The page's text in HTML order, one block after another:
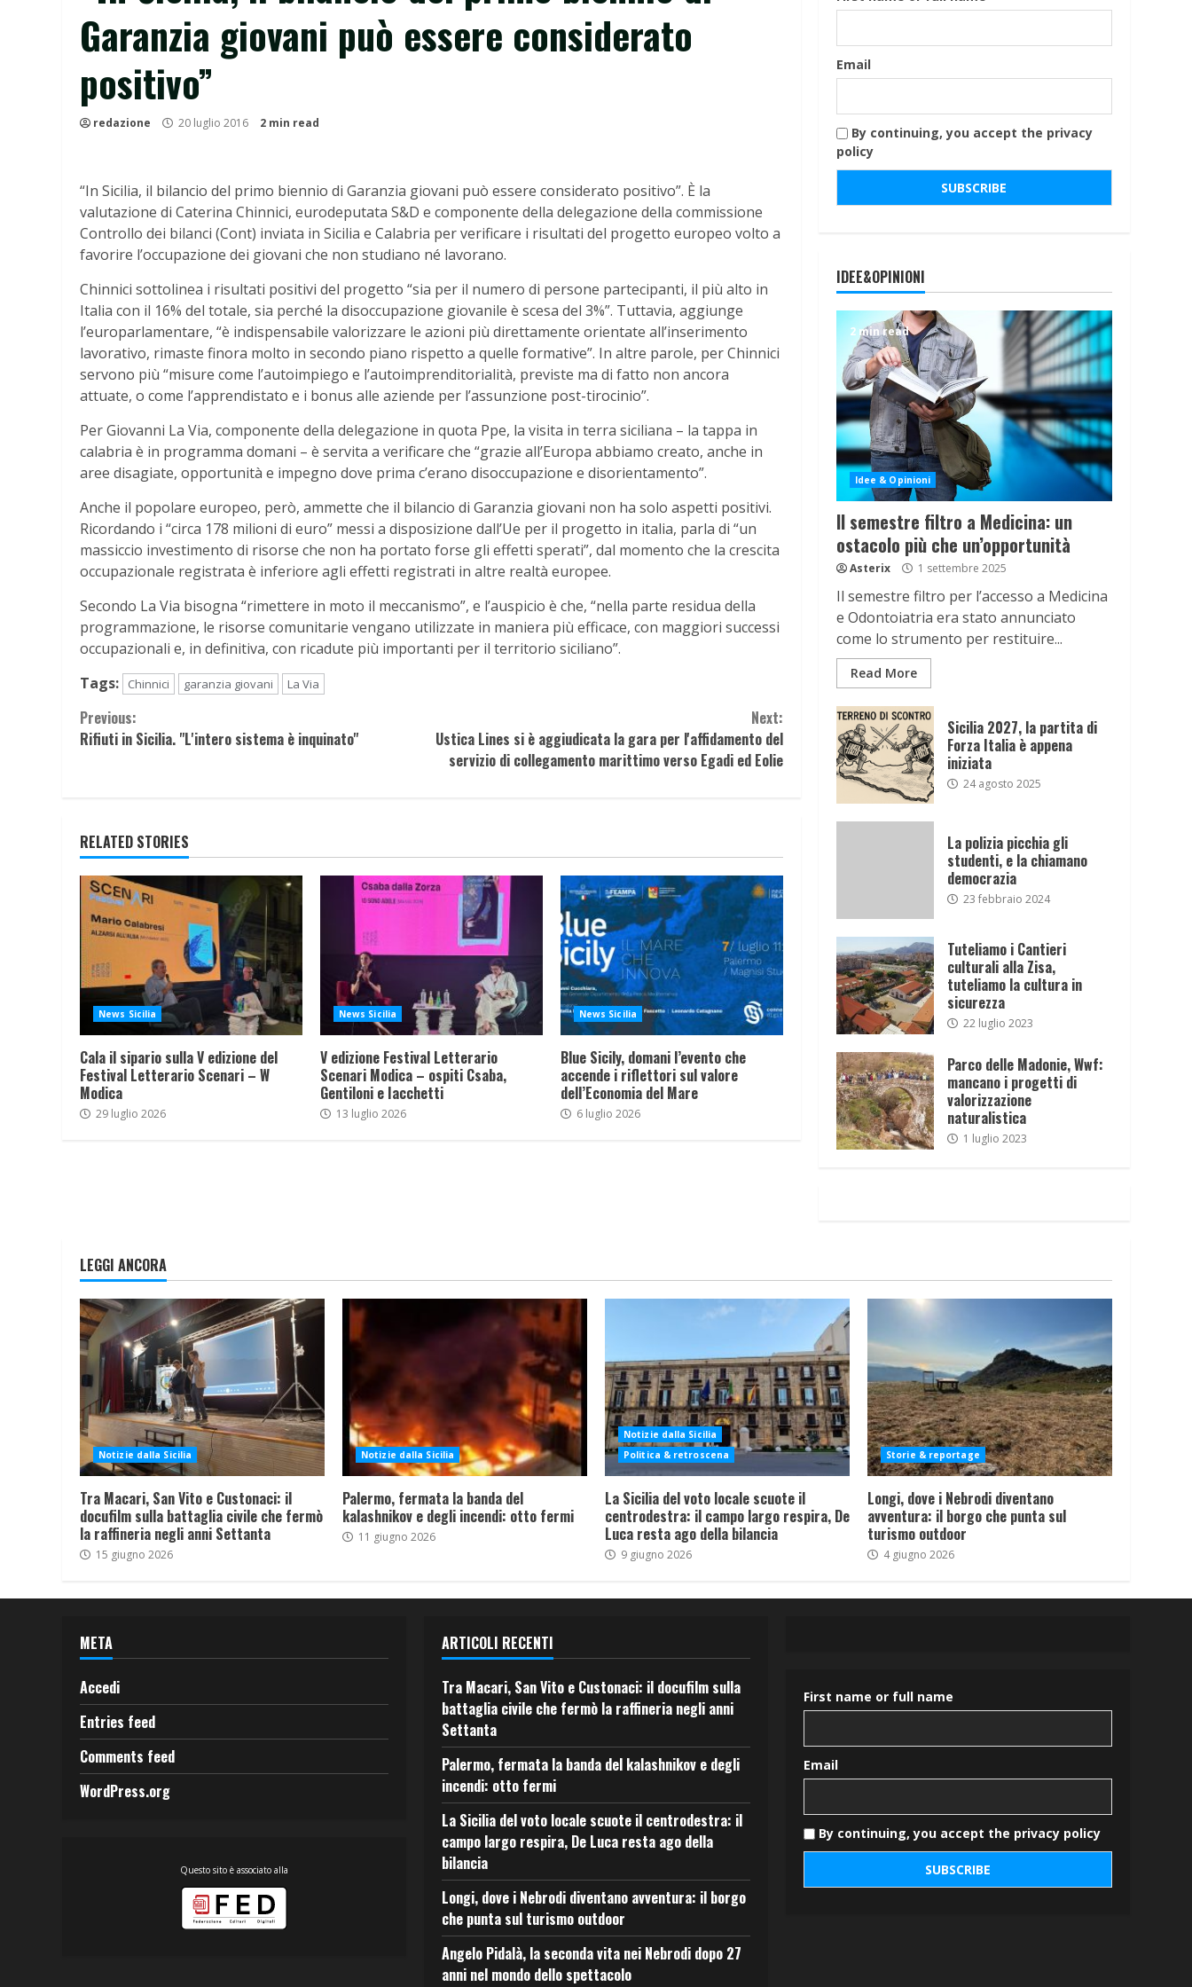
Garanzia giovani può essere considerato
positivo”
redazione 20 luglio 2016 2 min read
“In Sicilia, il bilancio del primo biennio di Garanzia giovani può essere considerato positivo”. È la
valutazione di Caterina Chinnici, eurodeputata S&D e componente della delegazione della commissione
Controllo dei bilanci (Cont) inviata in Sicilia e Calabria per verificare i risultati del progetto europeo volto a
favorire l’occupazione dei giovani che non studiano né lavorano.
Chinnici sottolinea i risultati positivi del progetto “sia per il numero di persone partecipanti, il più alto in
Italia con il 16% del totale, sia perché la disoccupazione giovanile è scesa del 3%”. Tuttavia, aggiunge
l’europarlamentare, “è indispensabile valorizzare le azioni più direttamente orientate all’inserimento
lavorativo, rimaste finora molto in secondo piano rispetto a quelle formative”. In altre parole, per Chinnici
servono più “misure come l’autoimpiego e l’autoimprenditorialità, previste ma di fatto non ancora
attuate, o come l’apprendistato e i bonus alle aziende per l’assunzione post-tirocinio”.
Per Giovanni La Via, componente della delegazione in quota Ppe, la visita in terra siciliana – la tappa in
calabria è in programma domani – è servita a verificare che “grazie all’Europa abbiamo creato, anche in
aree disagiate, opportunità e impegno dove prima c’erano disoccupazione e disorientamento”.
Anche il popolare europeo, però, ammette che il bilancio di Garanzia giovani non ha solo aspetti positivi.
Ricordando i “circa 178 milioni di euro” messi a disposizione dall’Ue per il progetto in italia, parla di “un
massiccio investimento di risorse che non ha portato forse gli effetti sperati”, dal momento che la crescita
occupazionale registrata è inferiore agli effetti registrati in altre realtà europee.
Secondo La Via bisogna “rimettere in moto il meccanismo”, e l’auspicio è che, “nella parte residua della
programmazione, le risorse comunitarie vengano utilizzate in maniera più efficace, con maggiori successi
occupazionali e, in definitiva, con ricadute più importanti per il territorio siciliano”.
Tags:
Chinnici garanzia giovani La Via
Continue
Reading
Previous:
Rifiuti in Sicilia. "L'intero sistema è inquinato"
Next:
Ustica Lines si è aggiudicata la gara per l'affidamento del
servizio di collegamento marittimo verso Egadi ed Eolie
RELATED STORIES
News Sicilia
Cala il sipario sulla V edizione del
Festival Letterario Scenari – W
Modica
29 luglio 2026
News Sicilia
V edizione Festival Letterario
Scenari Modica – ospiti Csaba,
Gentiloni e Iacchetti
13 luglio 2026
News Sicilia
Blue Sicily, domani l’evento che
accende i riflettori sul valore
dell’Economia del Mare
6 luglio 2026
Email
By continuing, you accept the privacy
policy
IDEE&OPINIONI
2 min read
Idee & Opinioni
Il semestre filtro a Medicina: un
ostacolo più che un’opportunità
Asterix 1 settembre 2025
Il semestre filtro per l’accesso a Medicina
e Odontoiatria era stato annunciato
come lo strumento per restituire...
Read More
Sicilia 2027, la partita di
Forza Italia è appena
iniziata
24 agosto 2025
La polizia picchia gli
studenti, e la chiamano
democrazia
23 febbraio 2024
Tuteliamo i Cantieri
culturali alla Zisa,
tuteliamo la cultura in
sicurezza
22 luglio 2023
Parco delle Madonie, Wwf:
mancano i progetti di
valorizzazione
naturalistica
1 luglio 2023
LEGGI ANCORA
Notizie dalla Sicilia
Tra Macari, San Vito e Custonaci: il
docufilm sulla battaglia civile che fermò
la raffineria negli anni Settanta
15 giugno 2026
Notizie dalla Sicilia
Palermo, fermata la banda del
kalashnikov e degli incendi: otto fermi
11 giugno 2026
Notizie dalla Sicilia
Politica & retroscena
La Sicilia del voto locale scuote il
centrodestra: il campo largo respira, De
Luca resta ago della bilancia
9 giugno 2026
Storie & reportage
Longi, dove i Nebrodi diventano
avventura: il borgo che punta sul
turismo outdoor
4 giugno 2026
META
Accedi
Entries feed
Comments feed
WordPress.org
Questo sito è associato alla
ARTICOLI RECENTI
Tra Macari, San Vito e Custonaci: il docufilm sulla
battaglia civile che fermò la raffineria negli anni
Settanta
Palermo, fermata la banda del kalashnikov e degli
incendi: otto fermi
La Sicilia del voto locale scuote il centrodestra: il
campo largo respira, De Luca resta ago della
bilancia
Longi, dove i Nebrodi diventano avventura: il borgo
che punta sul turismo outdoor
Angelo Pidalà, la seconda vita nei Nebrodi dopo 27
anni nel mondo dello spettacolo
First name or full name
Email
By continuing, you accept the privacy policy